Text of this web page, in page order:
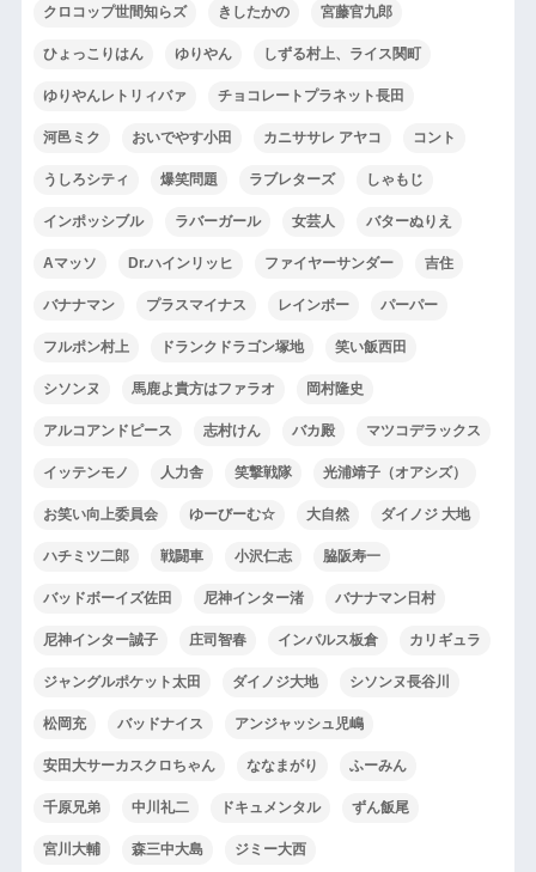
クロコップ世間知らズ きしたかの 宮藤官九郎
ひょっこりはん ゆりやん しずる村上、ライス関町
ゆりやんレトリィバァ チョコレートプラネット長田
河邑ミク おいでやす小田 カニササレ アヤコ コント
うしろシティ 爆笑問題 ラブレターズ しゃもじ
インポッシブル ラバーガール 女芸人 バターぬりえ
Aマッソ Dr.ハインリッヒ ファイヤーサンダー 吉住
バナナマン プラスマイナス レインボー パーパー
フルポン村上 ドランクドラゴン塚地 笑い飯西田
シソンヌ 馬鹿よ貴方はファラオ 岡村隆史
アルコアンドピース 志村けん バカ殿 マツコデラックス
イッテンモノ 人力舎 笑撃戦隊 光浦靖子（オアシズ）
お笑い向上委員会 ゆーびーむ☆ 大自然 ダイノジ 大地
ハチミツ二郎 戦闘車 小沢仁志 脇阪寿一
バッドボーイズ佐田 尼神インター渚 バナナマン日村
尼神インター誠子 庄司智春 インパルス板倉 カリギュラ
ジャングルポケット太田 ダイノジ大地 シソンヌ長谷川
松岡充 バッドナイス アンジャッシュ児嶋
安田大サーカスクロちゃん ななまがり ふーみん
千原兄弟 中川礼二 ドキュメンタル ずん飯尾
宮川大輔 森三中大島 ジミー大西